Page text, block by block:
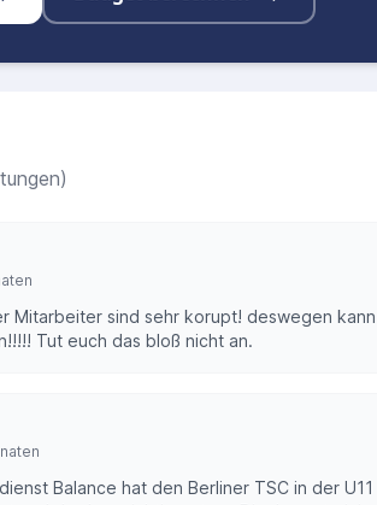
Mitarbeiter sind sehr korupt! deswegen
Tut euch das bloß nicht an.
Balance hat den Berliner TSC in der